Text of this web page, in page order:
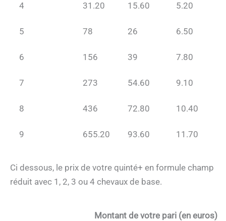
4 31.20 15.60 5.20
5 78 26 6.50
6 156 39 7.80
7 273 54.60 9.10
8 436 72.80 10.40
9 655.20 93.60 11.70
Ci dessous, le prix de votre quinté+ en formule champ
réduit avec 1, 2, 3 ou 4 chevaux de base.
Montant de votre pari (en euros)